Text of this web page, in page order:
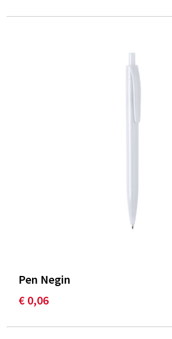
Pen Negin
€ 0,06